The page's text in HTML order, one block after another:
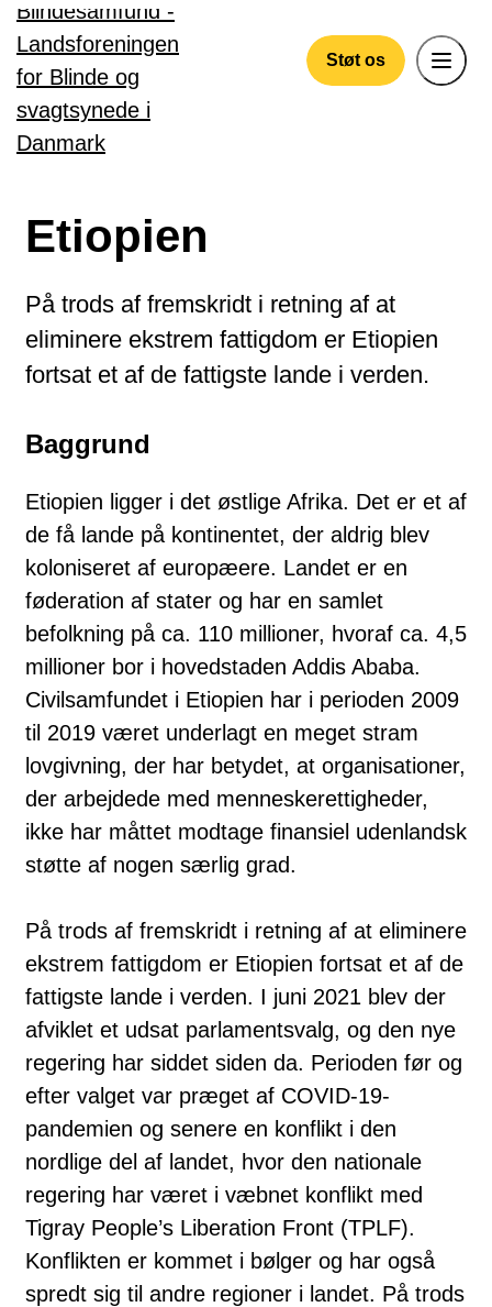
Gå til hovedindhold
Støt os
Etiopien
På trods af fremskridt i retning af at
eliminere ekstrem fattigdom er Etiopien
fortsat et af de fattigste lande i verden.
Baggrund
Etiopien ligger i det østlige Afrika. Det er et af
de få lande på kontinentet, der aldrig blev
koloniseret af europæere. Landet er en
føderation af stater og har en samlet
befolkning på ca. 110 millioner, hvoraf ca. 4,5
millioner bor i hovedstaden Addis Ababa.
Civilsamfundet i Etiopien har i perioden 2009
til 2019 været underlagt en meget stram
lovgivning, der har betydet, at organisationer,
der arbejdede med menneskerettigheder,
ikke har måttet modtage finansiel udenlandsk
støtte af nogen særlig grad.
På trods af fremskridt i retning af at eliminere
ekstrem fattigdom er Etiopien fortsat et af de
fattigste lande i verden. I juni 2021 blev der
afviklet et udsat parlamentsvalg, og den nye
regering har siddet siden da. Perioden før og
efter valget var præget af COVID-19-
pandemien og senere en konflikt i den
nordlige del af landet, hvor den nationale
regering har været i væbnet konflikt med
Tigray People’s Liberation Front (TPLF).
Konflikten er kommet i bølger og har også
spredt sig til andre regioner i landet. På trods